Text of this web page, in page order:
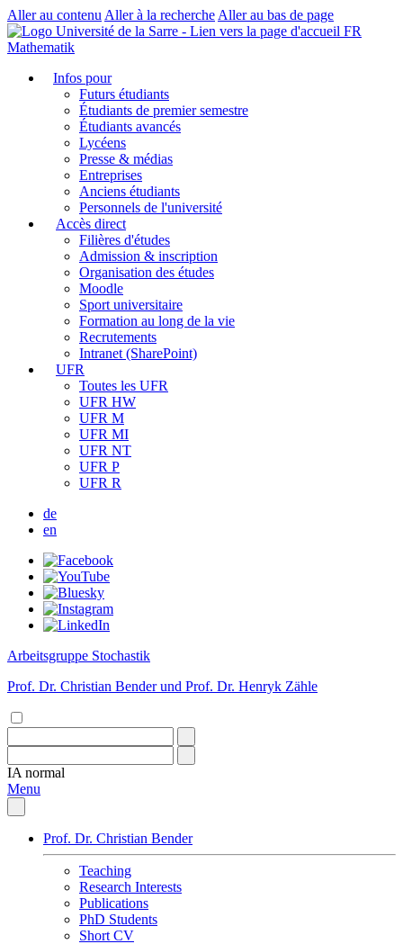
Aller au contenu Aller à la recherche Aller au bas de page
FR
Mathematik
Infos pour
Futurs étudiants
Étudiants de premier semestre
Étudiants avancés
Lycéens
Presse & médias
Entreprises
Anciens étudiants
Personnels de l'université
Accès direct
Filières d'études
Admission & inscription
Organisation des études
Moodle
Sport universitaire
Formation au long de la vie
Recrutements
Intranet (SharePoint)
UFR
Toutes les UFR
UFR HW
UFR M
UFR MI
UFR NT
UFR P
UFR R
de
en
Arbeitsgruppe Stochastik
Prof. Dr. Christian Bender und Prof. Dr. Henryk Zähle
IA normal
Menu
Prof. Dr. Christian Bender
Teaching
Research Interests
Publications
PhD Students
Short CV